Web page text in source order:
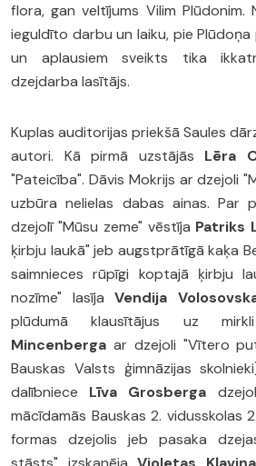
flora, gan veltījums Vilim Plūdonim.
ieguldīto darbu un laiku, pie
un aplausiem sveikts tika
dzejdarba lasītājs.
Kuplas auditorijas priekšā Saules
autori. Kā pirmā uzstājās Lēra
"Pateicība". Dāvis Mokrijs ar dzejoli
uzbūra nelielas dabas ainas. Par
dzejolī "Mūsu zeme" vēstīja Patriks
ķirbju laukā" jeb augstprātīgā kaķa
saimnieces rūpīgi koptajā ķirbju
nozīme" lasīja Vendija
plūdumā klausītājus uz
Mincenberga ar dzejoli "Vītero
Bauskas Valsts ģimnāzijas
dalībniece Līva Grosberga
mācīdamās Bauskas 2. vidusskolas
formas dzejolis jeb pasaka